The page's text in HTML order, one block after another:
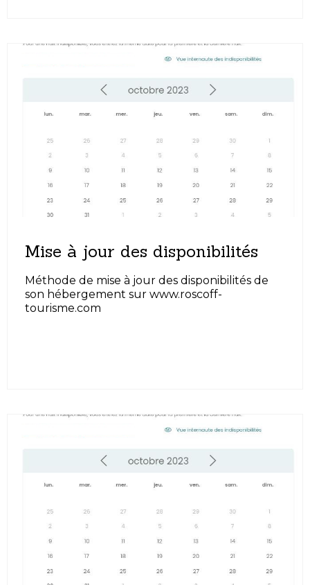
Mise à jour des disponibilités
Méthode de mise à jour des disponibilités de
son hébergement sur www.roscoff-
tourisme.com